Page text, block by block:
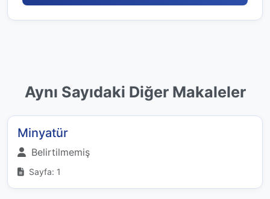
Aynı Sayıdaki Diğer Makaleler
Minyatür
Belirtilmemiş
Sayfa: 1